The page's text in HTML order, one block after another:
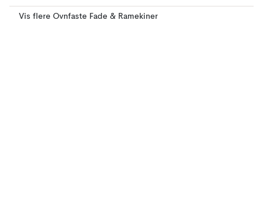
Vis flere Ovnfaste Fade & Ramekiner